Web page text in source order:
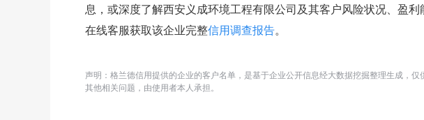
息，或深度了解西安义成环境工程有限公司及其客户风险状况、盈
在线客服获取该企业完整信用调查报告。
声明：格兰德信用提供的企业的客户名单，是基于企业公开信息经大数据挖掘整理生成，
其他相关问题，由使用者本人承担。